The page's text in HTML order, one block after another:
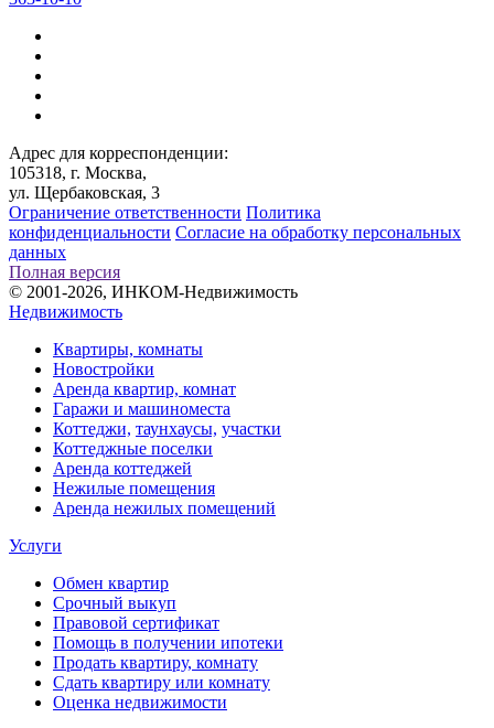
Адрес для корреспонденции:
105318, г. Москва,
ул. Щербаковская, 3
Ограничение ответственности Политика
конфиденциальности Согласие на обработку персональных
данных
Полная версия
© 2001-2026, ИНКОМ-Недвижимость
Недвижимость
Квартиры, комнаты
Новостройки
Аренда квартир, комнат
Гаражи и машиноместа
Коттеджи, таунхаусы, участки
Коттеджные поселки
Аренда коттеджей
Нежилые помещения
Аренда нежилых помещений
Услуги
Обмен квартир
Срочный выкуп
Правовой сертификат
Помощь в получении ипотеки
Продать квартиру, комнату
Сдать квартиру или комнату
Оценка недвижимости